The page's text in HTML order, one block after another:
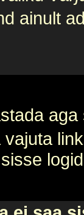
ainult
aga
vajuta